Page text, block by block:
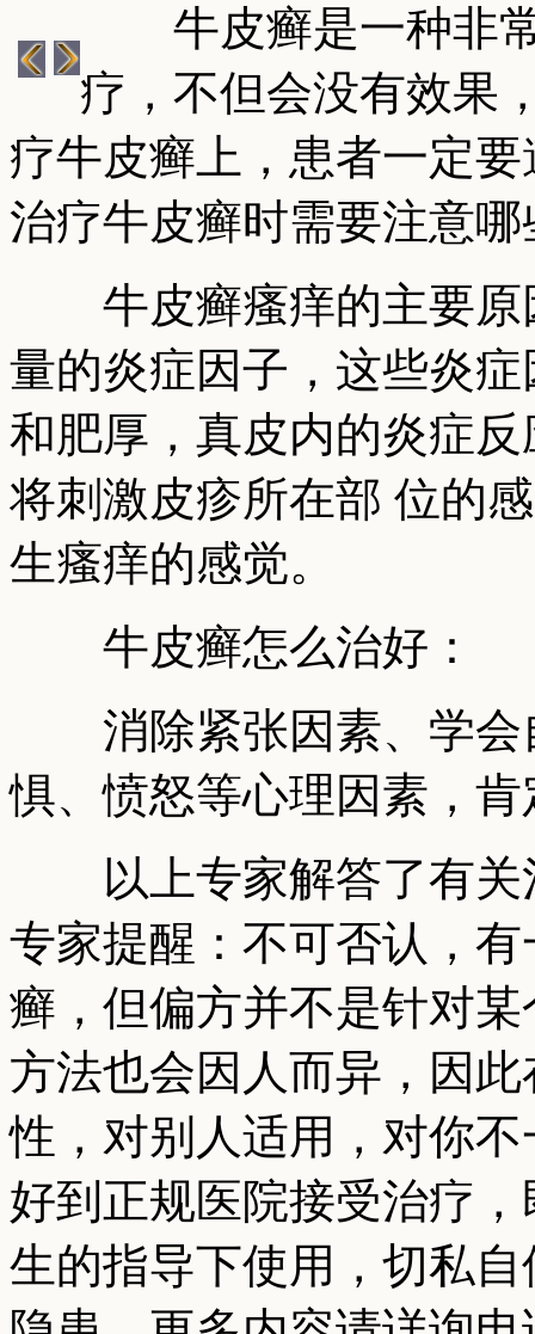
牛皮癣是一种非常
疗，不但会没有效果
疗牛皮癣上，患者一定
治疗牛皮癣时需要注意
牛皮癣瘙痒的主要原
量的炎症因子，这些炎
和肥厚，真皮内的炎症
将刺激皮疹所在部 位的
生瘙痒的感觉。
牛皮癣怎么治好：
消除紧张因素、学会
惧、愤怒等心理因素，
以上专家解答了有关
专家提醒：不可否认，
癣，但偏方并不是针对
方法也会因人而异，因
性，对别人适用，对你
好到正规医院接受治疗
生的指导下使用，切私